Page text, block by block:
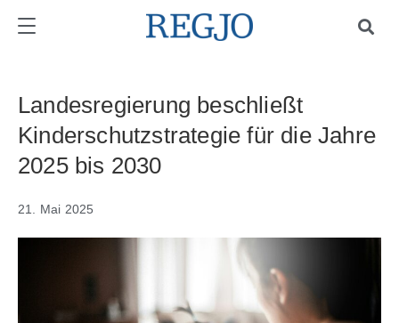
Landesregierung beschließt
Kinderschutzstrategie für die Jahre
2025 bis 2030
21. Mai 2025